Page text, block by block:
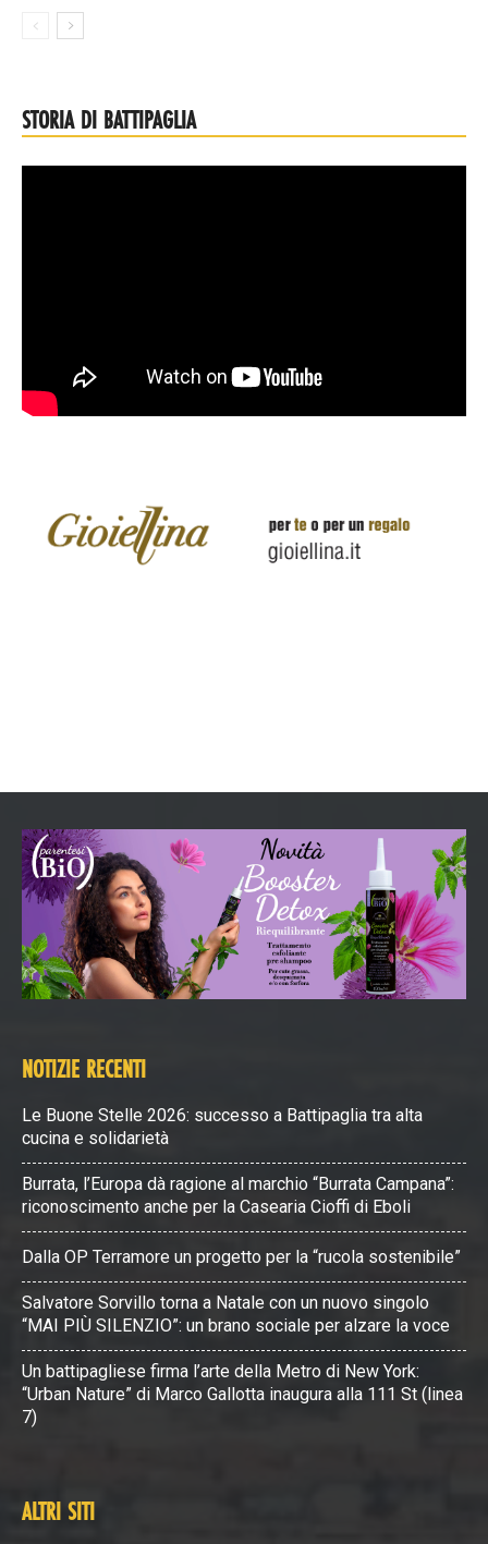
STORIA DI BATTIPAGLIA
NOTIZIE RECENTI
Le Buone Stelle 2026: successo a Battipaglia tra alta
cucina e solidarietà
Burrata, l’Europa dà ragione al marchio “Burrata Campana”:
riconoscimento anche per la Casearia Cioffi di Eboli
Dalla OP Terramore un progetto per la “rucola sostenibile”
Salvatore Sorvillo torna a Natale con un nuovo singolo
“MAI PIÙ SILENZIO”: un brano sociale per alzare la voce
Un battipagliese firma l’arte della Metro di New York:
“Urban Nature” di Marco Gallotta inaugura alla 111 St (linea
7)
ALTRI SITI